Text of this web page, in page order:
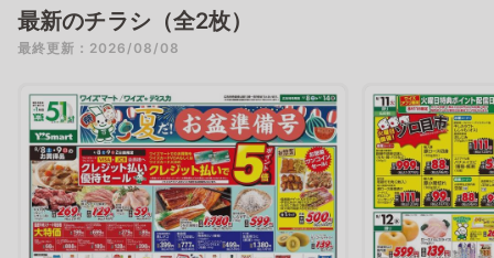
最新のチラシ（全2枚）
最終更新：2026/08/08